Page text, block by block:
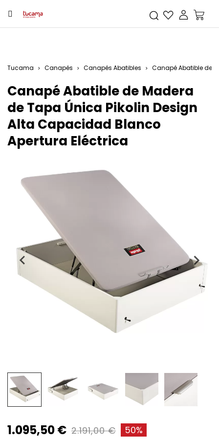
Tucama Canapés Canapés Abatibles Canapé Abatible de
Canapé Abatible de Madera
de Tapa Única Pikolin Design
Alta Capacidad Blanco
Apertura Eléctrica
1.095,50 € 2.191,00 € 50%